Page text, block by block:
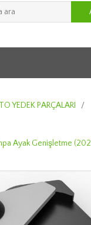
YEDEK PARÇALARI
/
Ayak Genişletme